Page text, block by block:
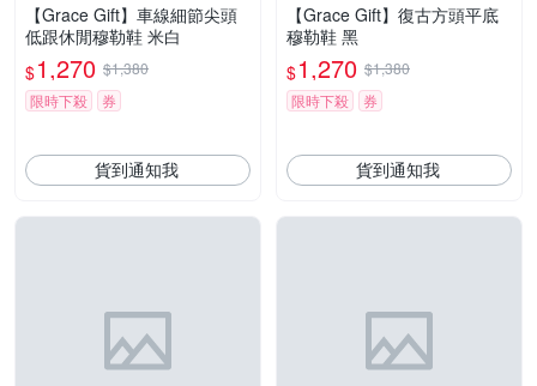
【Grace Gift】車線細節尖頭
低跟休閒穆勒鞋 米白
$1,270 $1,380
限時下殺
券
貨到通知我
【Grace Gift】復古方頭平底
穆勒鞋 黑
$1,270 $1,380
限時下殺
券
貨到通知我